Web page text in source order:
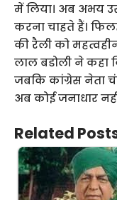
में लिया। अब अभय
करना चाहते हैं।
की रैली को
लाल बडोली ने कहा
जबकि कांग्रेस नेता
अब कोई जनाधार
Related